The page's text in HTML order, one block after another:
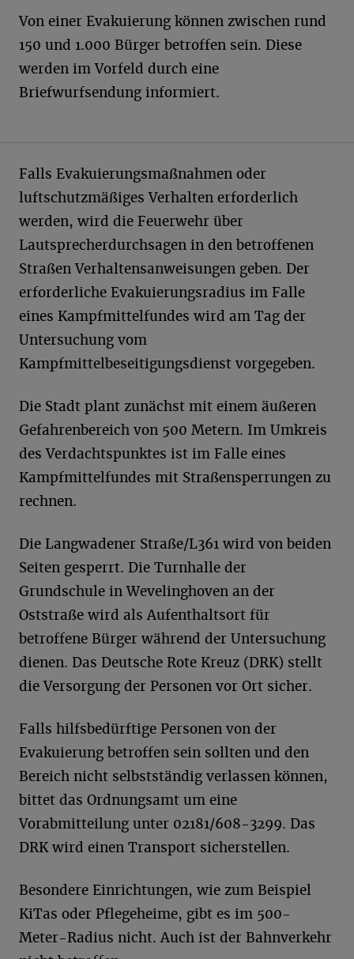
Von einer Evakuierung können zwischen rund
150 und 1.000 Bürger betroffen sein. Diese
werden im Vorfeld durch eine
Briefwurfsendung informiert.
Falls Evakuierungsmaßnahmen oder
luftschutzmäßiges Verhalten erforderlich
werden, wird die Feuerwehr über
Lautsprecherdurchsagen in den betroffenen
Straßen Verhaltensanweisungen geben. Der
erforderliche Evakuierungsradius im Falle
eines Kampfmittelfundes wird am Tag der
Untersuchung vom
Kampfmittelbeseitigungsdienst vorgegeben.
Die Stadt plant zunächst mit einem äußeren
Gefahrenbereich von 500 Metern. Im Umkreis
des Verdachtspunktes ist im Falle eines
Kampfmittelfundes mit Straßensperrungen zu
rechnen.
Die Langwadener Straße/L361 wird von beiden
Seiten gesperrt. Die Turnhalle der
Grundschule in Wevelinghoven an der
Oststraße wird als Aufenthaltsort für
betroffene Bürger während der Untersuchung
dienen. Das Deutsche Rote Kreuz (DRK) stellt
die Versorgung der Personen vor Ort sicher.
Falls hilfsbedürftige Personen von der
Evakuierung betroffen sein sollten und den
Bereich nicht selbstständig verlassen können,
bittet das Ordnungsamt um eine
Vorabmitteilung unter 02181/608-3299. Das
DRK wird einen Transport sicherstellen.
Besondere Einrichtungen, wie zum Beispiel
KiTas oder Pflegeheime, gibt es im 500-
Meter-Radius nicht. Auch ist der Bahnverkehr